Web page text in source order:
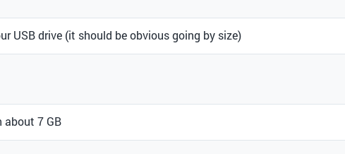
USB drive (it should be obvious going by size)
about 7 GB